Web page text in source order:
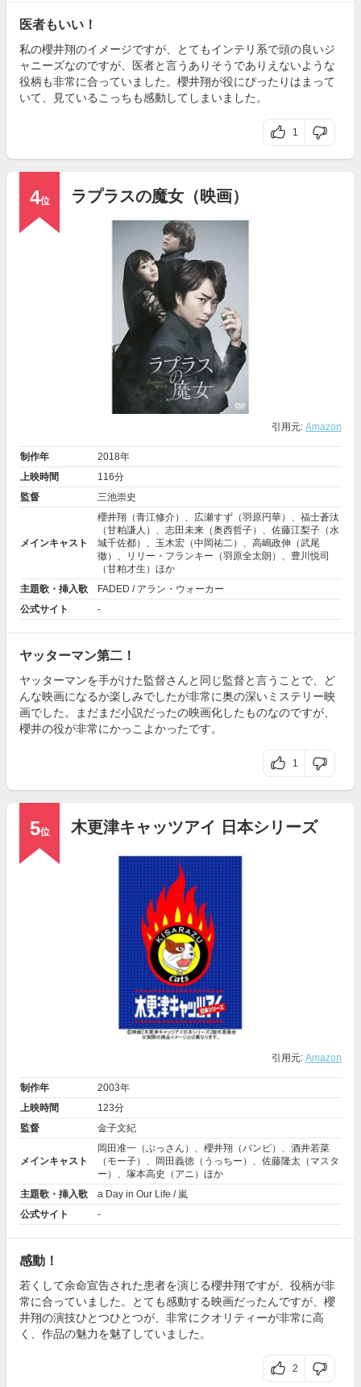
医者もいい！
私の櫻井翔のイメージですが、とてもインテリ系で頭の良いジ
ャニーズなのですが、医者と言うありそうでありえないような
役柄も非常に合っていました。櫻井翔が役にぴったりはまって
いて、見ているこっちも感動してしまいました。
1
4位 ラプラスの魔女（映画）
引用元: Amazon
制作年
2018年
上映時間
116分
監督
三池崇史
メインキャスト
櫻井翔 （青江修介）、 広瀬すず （羽原円華）、 福士蒼汰
（甘粕謙人）、 志田未来 （奥西哲子）、 佐藤江梨子 （水
城千佐都）、 玉木宏 （中岡祐二）、 高嶋政伸 （武尾
徹）、
リリー・フランキー （羽原全太朗）、 豊川悦司
（甘粕才生）ほか
主題歌・挿入歌
FADED / アラン・ウォーカー
公式サイト
-
ヤッターマン第二！
ヤッターマンを手がけた監督さんと同じ監督と言うことで、ど
んな映画になるか楽しみでしたが非常に奥の深いミステリー映
画でした。まだまだ小説だったの映画化したものなのですが、
櫻井の役が非常にかっこよかったです。
1
5位 木更津キャッツアイ 日本シリーズ
引用元: Amazon
制作年
2003年
上映時間
123分
監督
金子文紀
メインキャスト
岡田准一 （ぶっさん）、 櫻井翔 （バンビ）、 酒井若菜
（モー子）、岡田義徳（うっちー）、 佐藤隆太 （マスタ
ー）、 塚本高史
（アニ）ほか
主題歌・挿入歌
a Day in Our Life / 嵐
公式サイト
-
感動！
若くして余命宣告された患者を演じる櫻井翔ですが、役柄が非
常に合っていました。とても感動する映画だったんですが、櫻
井翔の演技ひとつひとつが、非常にクオリティーが非常に高
く、作品の魅力を魅了していました。
2